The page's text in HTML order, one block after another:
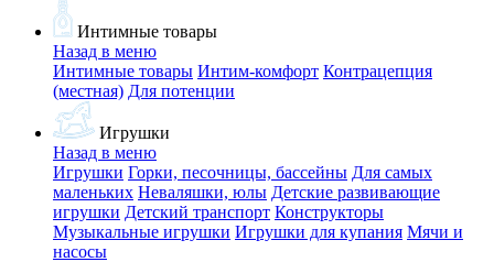
Интимные товары
Назад в меню
Интимные товары Интим-комфорт Контрацепция
(местная) Для потенции
Игрушки
Назад в меню
Игрушки Горки, песочницы, бассейны Для самых
маленьких Неваляшки, юлы Детские развивающие
игрушки Детский транспорт Конструкторы
Музыкальные игрушки Игрушки для купания Мячи и
насосы